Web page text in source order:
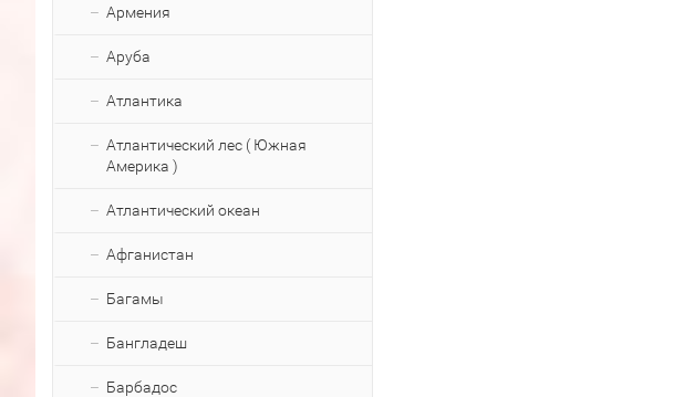
Армения
Аруба
Атлантика
Атлантический лес ( Южная
Америка )
Атлантический океан
Афганистан
Багамы
Бангладеш
Барбадос